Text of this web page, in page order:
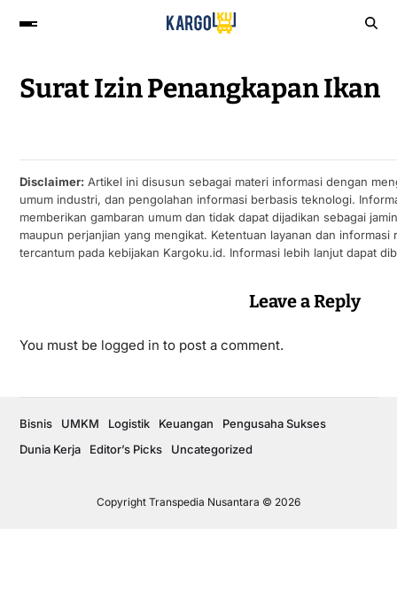
Surat Izin Penangkapan Ikan
Disclaimer:Artikel ini disusun sebagai materi informasi dengan
umum industri, dan pengolahan informasi berbasis teknologi.
memberikan gambaran umum dan tidak dapat dijadikan sebagai
maupun perjanjian yang mengikat. Ketentuan layanan dan informasi
tercantum pada kebijakan Kargoku.id. Informasi lebih lanjut dapat
Leave a Reply
You must be logged in to post a comment.
Copyright Transpedia Nusantara © 2026
Bisnis UMKM Logistik Keuangan
Pengusaha Sukses
Dunia Kerja
Editor’s Picks Uncategorized